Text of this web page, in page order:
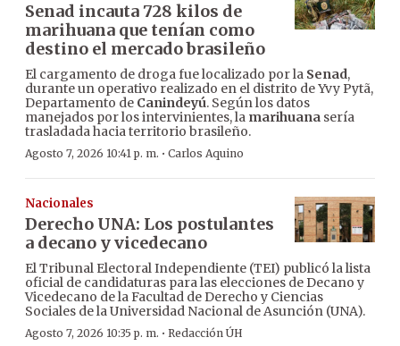
Senad incauta 728 kilos de
marihuana que tenían como
destino el mercado brasileño
El cargamento de droga fue localizado por la Senad,
durante un operativo realizado en el distrito de Yvy Pytã,
Departamento de Canindeyú. Según los datos
manejados por los intervinientes, la marihuana sería
trasladada hacia territorio brasileño.
Agosto 7, 2026 10:41 p. m. · Carlos Aquino
Nacionales
Derecho UNA: Los postulantes
a decano y vicedecano
El Tribunal Electoral Independiente (TEI) publicó la lista
oficial de candidaturas para las elecciones de Decano y
Vicedecano de la Facultad de Derecho y Ciencias
Sociales de la Universidad Nacional de Asunción (UNA).
Agosto 7, 2026 10:35 p. m. · Redacción ÚH